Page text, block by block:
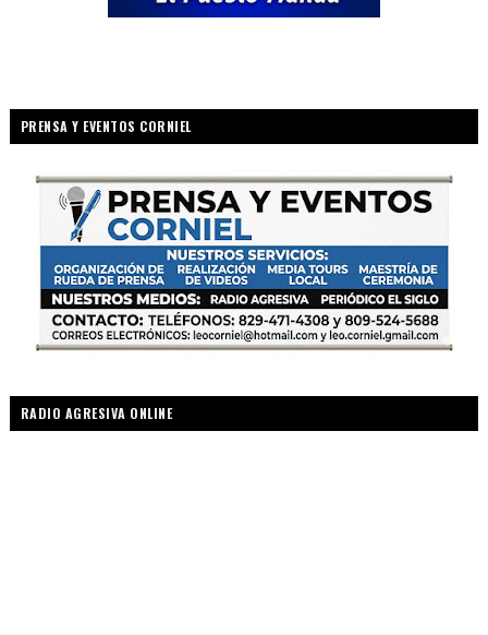
PRENSA Y EVENTOS CORNIEL
RADIO AGRESIVA ONLINE